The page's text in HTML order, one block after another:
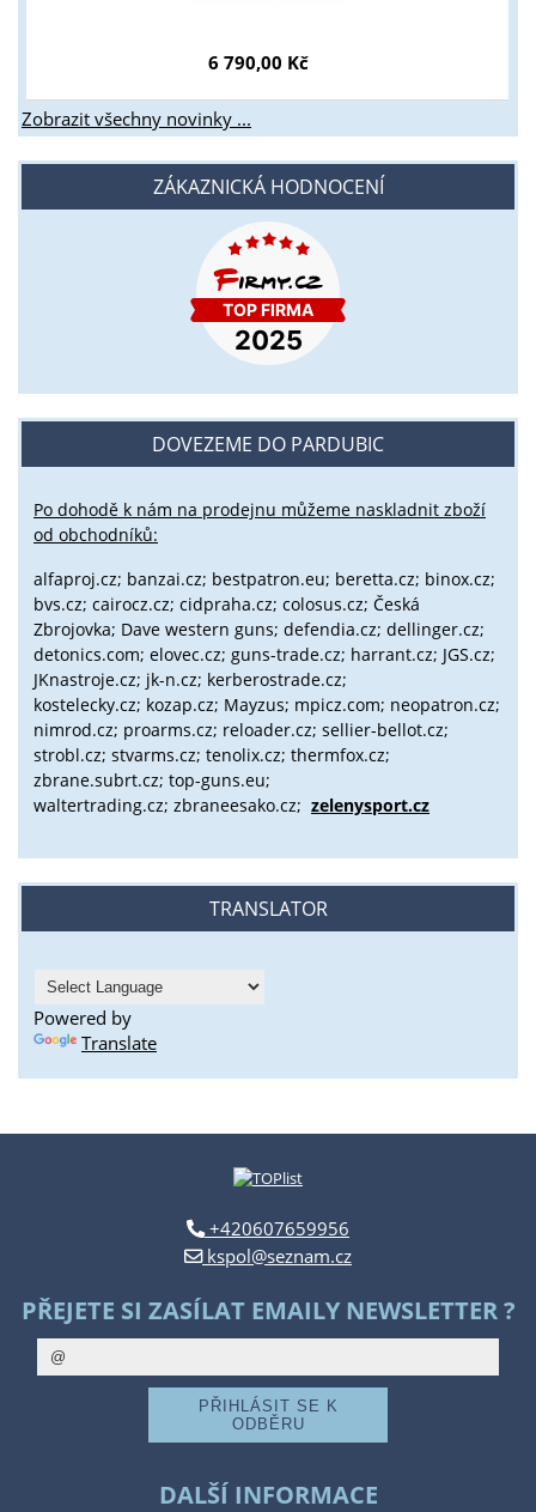
6 790,00 Kč
Zobrazit všechny novinky ...
ZÁKAZNICKÁ HODNOCENÍ
DOVEZEME DO PARDUBIC
Po dohodě k nám na prodejnu můžeme naskladnit zboží
od obchodníků:
alfaproj.cz; banzai.cz; bestpatron.eu; beretta.cz; binox.cz;
bvs.cz; cairocz.cz; cidpraha.cz; colosus.cz; Česká
Zbrojovka; Dave western guns; defendia.cz; dellinger.cz;
detonics.com; elovec.cz; guns-trade.cz; harrant.cz; JGS.cz;
JKnastroje.cz; jk-n.cz; kerberostrade.cz;
kostelecky.cz; kozap.cz; Mayzus; mpicz.com; neopatron.cz;
nimrod.cz; proarms.cz; reloader.cz; sellier-bellot.cz;
strobl.cz; stvarms.cz; tenolix.cz; thermfox.cz;
zbrane.subrt.cz; top-guns.eu;
waltertrading.cz; zbraneesako.cz; zelenysport.cz
TRANSLATOR
Powered by
Translate
+420607659956
kspol@seznam.cz
PŘEJETE SI ZASÍLAT EMAILY NEWSLETTER ?
DALŠÍ INFORMACE